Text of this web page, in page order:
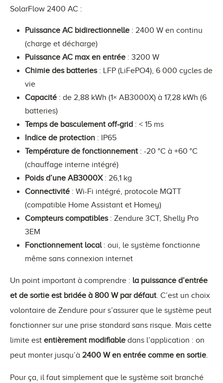
SolarFlow 2400 AC :
Puissance AC bidirectionnelle : 2400 W en continu
(charge et décharge)
Puissance AC max en entrée : 3200 W
Chimie des batteries: LFP (LiFePO4), 6 000 cycles de
vie
Capacité : de 2,88 kWh (1× AB3000X) à 17,28 kWh (6
batteries)
Temps de basculement off-grid : < 15 ms
Indice de protection : IP65
Température de fonctionnement : -20 °C à +60 °C
(chauffage interne intégré)
Poids d’une AB3000X: 26,1 kg
Connectivité : Wi-Fi intégré, protocole MQTT
(compatible Home Assistant et Homey)
Compteurs compatibles: Zendure 3CT, Shelly Pro
3EM
Fonctionnement local: oui, le système fonctionne
même sans connexion internet
Un point important à comprendre : la puissance d’entrée
et de sortie est bridée à 800 W par défaut. C’est un choix
volontaire de Zendure pour s’assurer que le système peut
fonctionner sur une prise standard sans risque. Mais cette
limite est entièrement modifiable dans l’application : on
peut monter jusqu’à 2400 W en entrée comme en sortie.
Pour ça, il faut simplement que le système soit branché